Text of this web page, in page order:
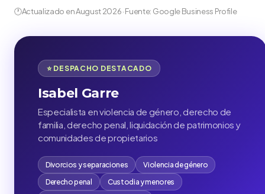
🕐Actualizado en August 2026 · Fuente: Google Business Profile
⭐ DESPACHO DESTACADO
Isabel Garre
Especialista en violencia de género, derecho de
familia, derecho penal, liquidación de patrimonios y
comunidades de propietarios
Divorcios y separaciones
Violencia de género
Derecho penal
Custodia y menores